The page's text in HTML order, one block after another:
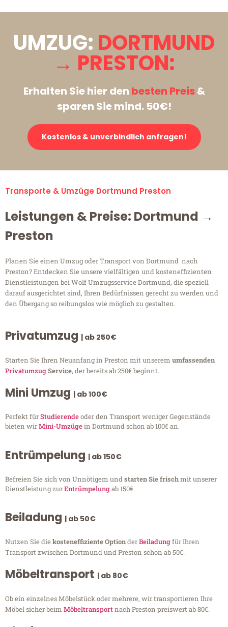
UMZUG: DORTMUND
→ PRESTON:
Erhalten Sie hier den besten Preis&
sparen Sie mind. 50€!
Kostenlos & unverbindlich anfragen!
Transporte & Umzüge Dortmund Preston
Leistungen & Preise: Dortmund →
Preston
Planen Sie einen Umzug oder Transport von Dortmund nach
Preston? Entdecken Sie unsere vielfältigen und kosteneffizienten
Dienstleistungen bei Wolf Umzugsservice Dortmund, die speziell
darauf ausgerichtet sind, Ihren Bedürfnissen gerecht zu werden und
den Übergang so reibungslos wie möglich zu gestalten.
Privatumzug | ab 250€
Starten Sie Ihren Neuanfang in Preston mit unserem umfassenden
PrivatumzugService, der bereits ab 250€ beginnt.
Mini Umzug | ab 100€
Perfekt fürStudierendeoder den Transport weniger Gegenstände
bieten wirMini-Umzügein Dortmund schon ab 100€ an.
Entrümpelung | ab 150€
Befreien Sie sich von Unnötigem undstarten Sie frischmit unserer
Dienstleistung zurEntrümpelungab 150€.
Beiladung | ab 50€
Nutzen Sie diekosteneffiziente OptionderBeiladungfür Ihren
Transport zwischen Dortmund und Preston schon ab 50€.
Möbeltransport | ab 80€
Ob ein einzelnes Möbelstück oder mehrere, wir transportieren Ihre
Möbel sicher beim Möbeltransportnach Preston preiswert ab 80€.